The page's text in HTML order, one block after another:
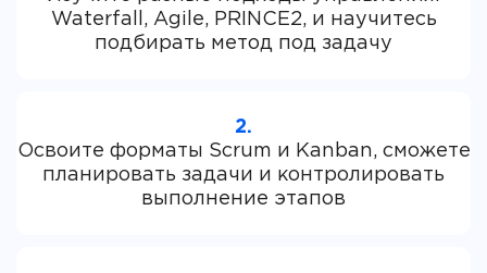
Waterfall, Agile, PRINCE2, и научитесь
2.
Освоите форматы Scrum и Kanban, сможете
планировать задачи и контролировать